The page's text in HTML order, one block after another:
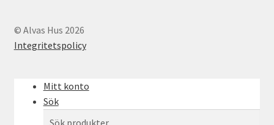
© Alvas Hus 2026
Integritetspolicy
Mitt konto
Sök